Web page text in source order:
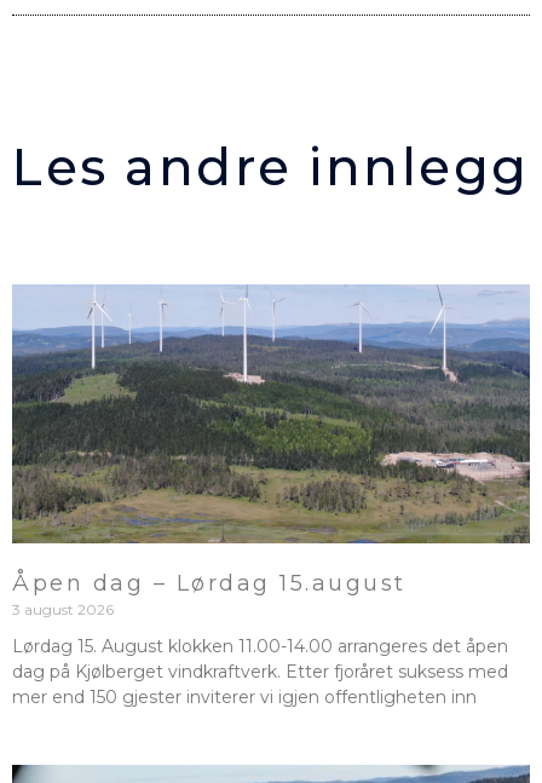
Les andre innlegg
Åpen dag – Lørdag 15.august
3 august 2026
Lørdag 15. August klokken 11.00-14.00 arrangeres det åpen
dag på Kjølberget vindkraftverk. Etter fjoråret suksess med
mer end 150 gjester inviterer vi igjen offentligheten inn